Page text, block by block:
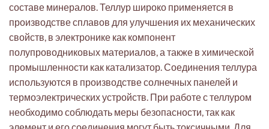
составе минералов. Теллур широко применяется в
производстве сплавов для улучшения их механических
свойств, в электронике как компонент
полупроводниковых материалов, а также в химической
промышленности как катализатор. Соединения теллура
используются в производстве солнечных панелей и
термоэлектрических устройств. При работе с теллуром
необходимо соблюдать меры безопасности, так как